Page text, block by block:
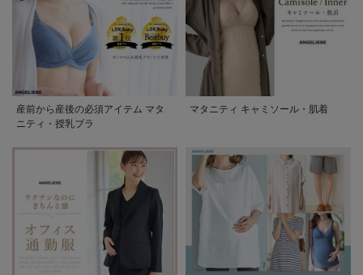
産前から産後の必須アイテム マタ
ニティ・授乳ブラ
マタニティ キャミソール・肌着